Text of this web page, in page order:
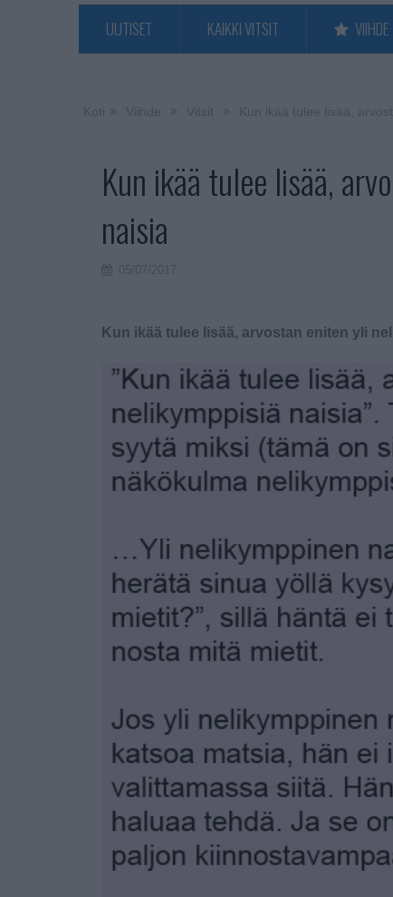
UUTISET KAIKKI VITSIT VIIHDE
Kun ikää tulee lisää,
naisia
Kun ikää tulee lisää, arvostan eniten yli